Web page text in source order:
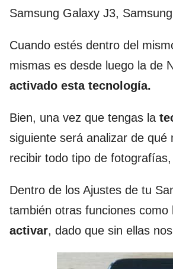
Samsung Galaxy J3,
Cuando estés dentro del
mismas es desde luego la de
activado esta tecnología.
Bien, una vez que tengas la
siguiente será analizar de
recibir todo tipo de
Dentro de los Ajustes de tu
también otras funciones como
activar, dado que sin ellas